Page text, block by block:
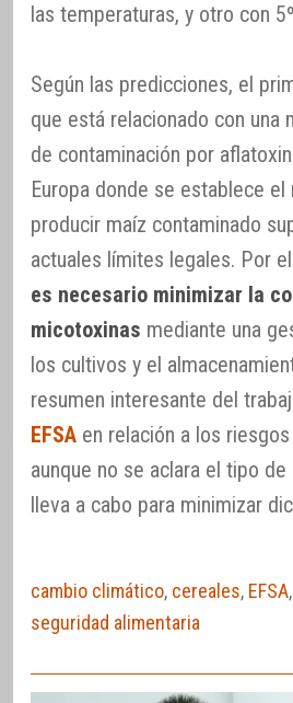
las temperaturas, y otro con
Según las predicciones, el
que está relacionado con una
de contaminación por
Europa donde se establece
producir maíz contaminado
actuales límites legales. Por
es necesario minimizar la
micotoxinas mediante una
los cultivos y el
resumen interesante del
EFSA en relación a los
aunque no se aclara el tipo
lleva a cabo para minimizar
cambio climático, cereales, EFSA,
seguridad alimentaria